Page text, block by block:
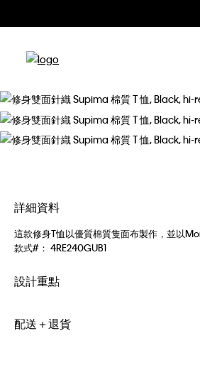
詳細資料
這款修身T恤以優質棉質隻面布製作，並以
款式#： 4RE240GUB1
設計重點
配送＋退貨